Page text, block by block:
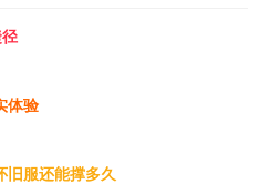
体验
旧服还能撑多久